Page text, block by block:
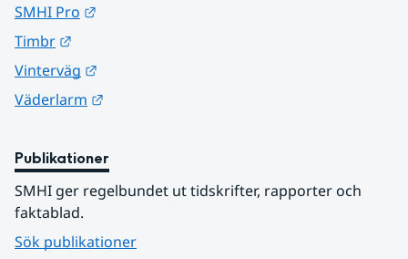
SMHI Pro
Timbr
Vinterväg
Väderlarm
Publikationer
SMHI ger regelbundet ut tidskrifter, rapporter och
faktablad.
Sök publikationer